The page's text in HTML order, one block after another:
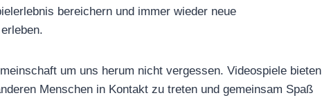
bereichern und immer wieder neue
um uns herum nicht vergessen. Videospiele bieten
Menschen in Kontakt zu treten und gemeinsam Spaß